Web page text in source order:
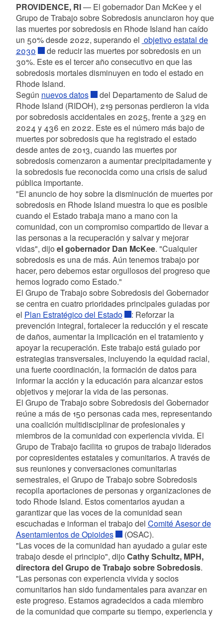
PROVIDENCE, RI— El gobernador Dan McKee y el
Grupo de Trabajo sobre Sobredosis anunciaron hoy que
las muertes por sobredosis en Rhode Island han caído
un 50% desde 2022, superando el objetivo estatal de
2030
de reducir las muertes por sobredosis en un
30%. Este es el tercer año consecutivo en que las
sobredosis mortales disminuyen en todo el estado en
Rhode Island.
Según nuevos datos
del Departamento de Salud de
Rhode Island (RIDOH), 219 personas perdieron la vida
por sobredosis accidentales en 2025, frente a 329 en
2024 y 436 en 2022. Este es el número más bajo de
muertes por sobredosis que ha registrado el estado
desde antes de 2013, cuando las muertes por
sobredosis comenzaron a aumentar precipitadamente y
la sobredosis fue reconocida como una crisis de salud
pública importante.
"El anuncio de hoy sobre la disminución de muertes por
sobredosis en Rhode Island muestra lo que es posible
cuando el Estado trabaja mano a mano con la
comunidad, con un compromiso compartido de llevar a
las personas a la recuperación y salvar y mejorar
vidas", dijo el gobernador Dan McKee. "Cualquier
sobredosis es una de más. Aún tenemos trabajo por
hacer, pero debemos estar orgullosos del progreso que
hemos logrado como Estado."
El Grupo de Trabajo sobre Sobredosis del Gobernador
se centra en cuatro prioridades principales guiadas por
el Plan Estratégico del Estado
: Reforzar la
prevención integral, fortalecer la reducción y el rescate
de daños, aumentar la implicación en el tratamiento y
apoyar la recuperación. Este trabajo está guiado por
estrategias transversales, incluyendo la equidad racial,
una fuerte coordinación, la formación de datos para
informar la acción y la educación para alcanzar estos
objetivos y mejorar la vida de las personas.
El Grupo de Trabajo sobre Sobredosis del Gobernador
reúne a más de 150 personas cada mes, representando
una coalición multidisciplinar de profesionales y
miembros de la comunidad con experiencia vivida. El
Grupo de Trabajo facilita 10 grupos de trabajo liderados
por copresidentes estatales y comunitarios. A través de
sus reuniones y conversaciones comunitarias
semestrales, el Grupo de Trabajo sobre Sobredosis
recopila aportaciones de personas y organizaciones de
todo Rhode Island. Estos comentarios ayudan a
garantizar que las voces de la comunidad sean
escuchadas e informan el trabajo del Comité Asesor de
Asentamientos de Opioides
(OSAC).
"Las voces de la comunidad han ayudado a guiar este
trabajo desde el principio", dijo Cathy Schultz, MPH,
directora del Grupo de Trabajo sobre Sobredosis.
"Las personas con experiencia vivida y socios
comunitarios han sido fundamentales para avanzar en
este progreso. Estamos agradecidos a cada miembro
de la comunidad que comparte su tiempo, experiencia y